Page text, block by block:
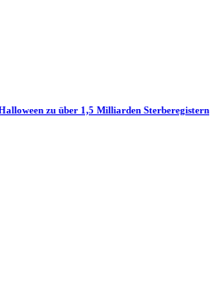
zu über 1,5 Milliarden Sterberegistern